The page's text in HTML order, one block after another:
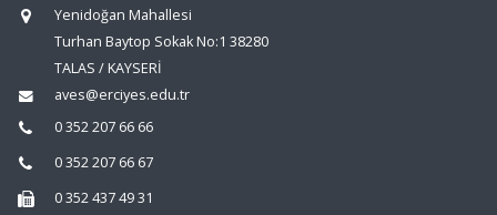
Yenidoğan Mahallesi
Turhan Baytop Sokak No:1 38280
TALAS / KAYSERİ
aves@erciyes.edu.tr
0 352 207 66 66
0 352 207 66 67
0 352 437 49 31